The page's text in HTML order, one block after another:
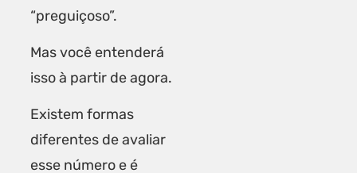
“preguiçoso”.
Mas você entenderá
isso à partir de agora.
Existem formas
diferentes de avaliar
esse número e é